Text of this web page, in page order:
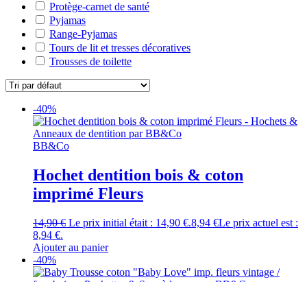
Protège-carnet de santé
Pyjamas
Range-Pyjamas
Tours de lit et tresses décoratives
Trousses de toilette
-40%
BB&Co
Hochet dentition bois & coton
imprimé Fleurs
14,90€ Le prix initial était : 14,90 €.8,94 €Le prix actuel est :
8,94 €.
Ajouter au panier
-40%